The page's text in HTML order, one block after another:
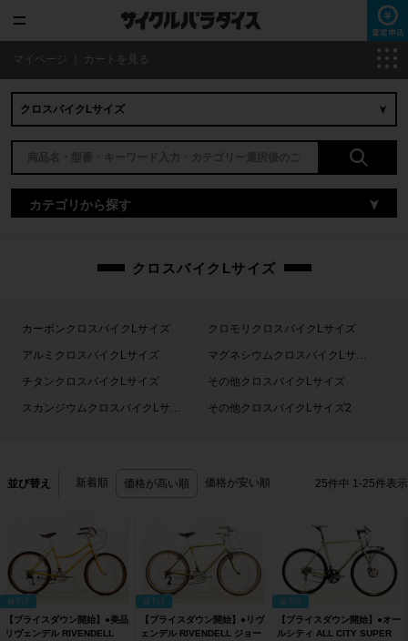
マイページ カートを見る
カテゴリから探す
クロスバイクLサイズ
カーボンクロスバイクLサイズ クロモリクロスバイクLサイズ
アルミクロスバイクLサイズ マグネシウムクロスバイクLサイズ
チタンクロスバイクLサイズ その他クロスバイクLサイズ
スカンジウムクロスバイクLサイズ その他クロスバイクLサイズ2
並び替え 新着順 価格が高い順 価格が安い順 25件中 1-25件表示
値下げ
【プライスダウン開始】●美品
リヴェンデル RIVENDELL
値下げ
【プライスダウン開始】●リヴ
ェンデル RIVENDELL ジョー
値下げ
【プライスダウン開始】●オー
ルシティ ALL CITY SUPER